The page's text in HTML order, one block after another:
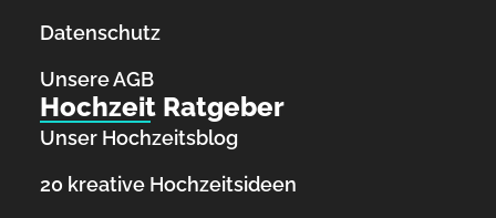
Datenschutz
Unsere AGB
Hochzeit Ratgeber
Unser Hochzeitsblog
20 kreative Hochzeitsideen